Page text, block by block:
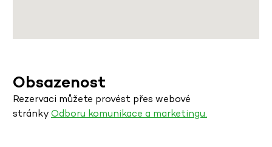
Obsazenost
Rezervaci můžete provést přes webové
stránkyOdboru komunikace a marketingu.